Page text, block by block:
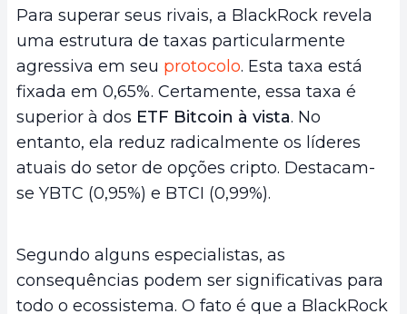
Para superar seus rivais, a BlackRock revela
uma estrutura de taxas particularmente
agressiva em seu protocolo. Esta taxa está
fixada em 0,65%. Certamente, essa taxa é
superior à dos ETF Bitcoin à vista. No
entanto, ela reduz radicalmente os líderes
atuais do setor de opções cripto. Destacam-
se YBTC (0,95%) e BTCI (0,99%).
Segundo alguns especialistas, as
consequências podem ser significativas para
todo o ecossistema. O fato é que a BlackRock